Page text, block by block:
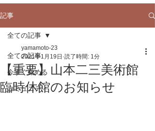
記事
全ての記事
今すぐ始める
コミュニティ
全ての記事
【重要】山本二三美術館
臨時休館のお知らせ
yamamoto-23
2021年1月19日 読了時間: 1分